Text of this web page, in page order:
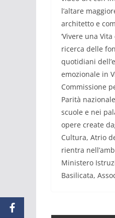
l’altare
architetto e
‘Vivere una
ricerca delle
quotidiani
emozionale in
Commissione
Parità
scuole e nei
opere create
Cultura, Atrio
rientra
Ministero
Basilicata,